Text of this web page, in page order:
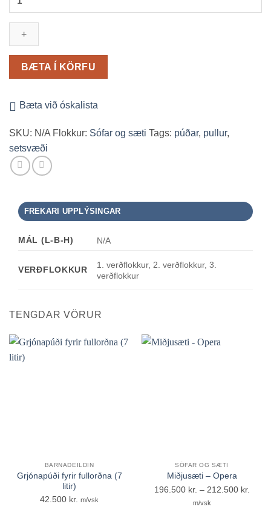
quantity
BÆTA Í KÖRFU
Bæta við óskalista
SKU: N/A Flokkur: Sófar og sæti Tags: púðar, pullur,
setsvæði
FREKARI UPPLÝSINGAR
MÁL (L-B-H) N/A
VERÐFLOKKUR
1. verðflokkur, 2. verðflokkur, 3.
verðflokkur
TENGDAR VÖRUR
BARNADEILDIN
Grjónapúði fyrir fullorðna (7
litir)
42.500 kr. m/vsk
SÓFAR OG SÆTI
Miðjusæti – Opera
196.500 kr. – 212.500 kr.
m/vsk